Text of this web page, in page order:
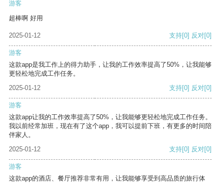
游客
超棒啊 好用
2025-01-12 支持[0] 反对[0]
游客
这款app是我工作上的得力助手，让我的工作效率提高了50%，让我能够
更轻松地完成工作任务。
2025-01-12
支持[0] 反对[0]
游客
这款app让我的工作效率提高了50%，让我能够更轻松地完成工作任务。
我以前经常加班，现在有了这个app，我可以提前下班，有更多的时间陪
伴家人。
2025-01-12
支持[0] 反对[0]
游客
这款app的酒店、餐厅推荐非常有用，让我能够享受到高品质的旅行体